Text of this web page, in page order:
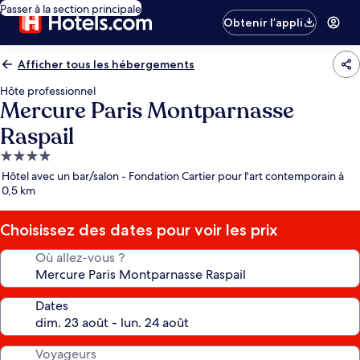
Passer à la section principale
Obtenir l’appli
Afficher tous les hébergements
Hôte professionnel
Mercure Paris Montparnasse
Raspail
Hébergement
4.0 étoiles
Hôtel avec un bar/salon - Fondation Cartier pour l'art contemporain à
0,5 km
Choisissez des dates pour voir les prix
Où allez-vous ?
Dates
Voyageurs